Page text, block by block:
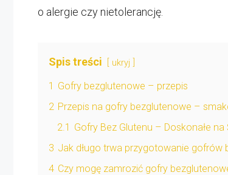
o alergie czy nietolerancję.
Spis treści ukryj
1 Gofry bezglutenowe – przepis
2 Przepis na gofry bezglutenowe –
2.1 Gofry Bez Glutenu – Doskonałe
3 Jak długo trwa przygotowanie gofrów
4 Czy mogę zamrozić gofry